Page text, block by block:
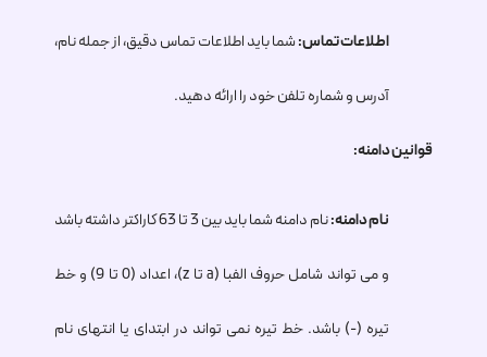
اطلاعات تماس:شما باید اطلاعات تماس دقیق، از جمله نام،
آدرس و شماره تلفن خود را ارائه دهید.
قوانین دامنه:
نام دامنه: نام دامنه شما باید بین 3 تا 63 کاراکتر داشته باشد
و می تواند شامل حروف الفبا (a تا z)، اعداد (0 تا 9) و خط
تیره (-) باشد. خط تیره نمی تواند در ابتدای یا انتهای نام